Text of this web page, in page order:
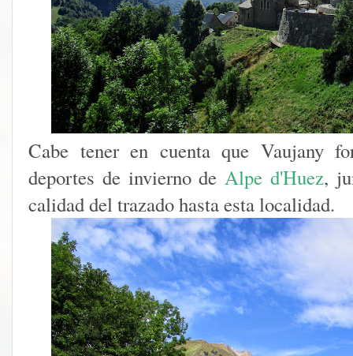
Cabe tener en cuenta que Vaujany
deportes de invierno de Alpe d'Huez,
calidad del trazado hasta esta localidad.